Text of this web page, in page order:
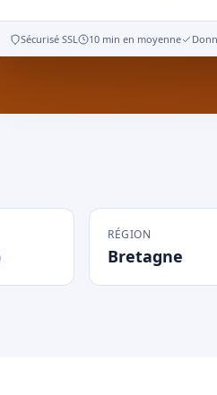
Sécurisé SSL 10 min en moyenne
RÉGION
Bretagne